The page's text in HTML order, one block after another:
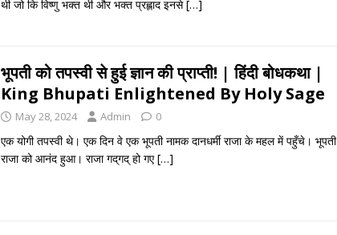
थी जो कि विष्णु भक्त थी और भक्त प्रह्लाद इनसे[…]
भूपती को तपस्वी से हुई ज्ञान की प्राप्ती! | हिंदी बोधकथा |
King Bhupati Enlightened By Holy Sage
May 28, 2024 Admin 0
एक योगी तपस्वी थे। एक दिन वे एक भूपती नामक दानधर्मी राजा के महल में पहुँचे। भूपती
राजा को आनंद हुआ। राजा गद्‌गद् हो गए[…]